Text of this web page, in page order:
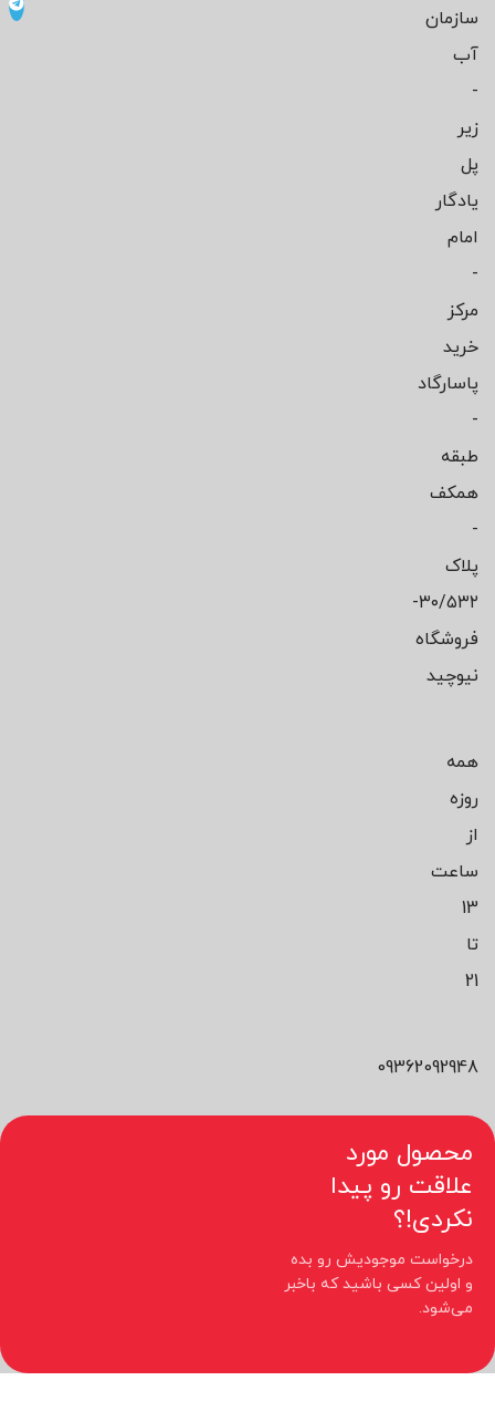
سازمان
آب
-
زیر
پل
یادگار
امام
-
مرکز
خرید
پاسارگاد
-
طبقه
همکف
-
پلاک
۳۰/۵۳۲-
فروشگاه
نیوچید
همه
روزه
از
ساعت
13
تا
21
09362092948
محصول مورد
علاقت رو پیدا
نکردی!؟
درخواست موجودیش رو بده
و اولین کسی باشید که باخبر
می‌شود.